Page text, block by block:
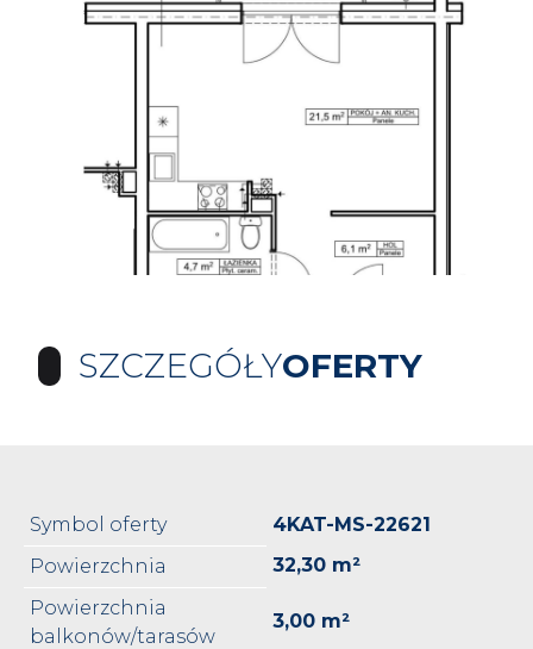
SZCZEGÓŁYOFERTY
Symbol oferty
4KAT-MS-22621
Powierzchnia
32,30 m²
Powierzchnia
balkonów/tarasów
3,00 m²